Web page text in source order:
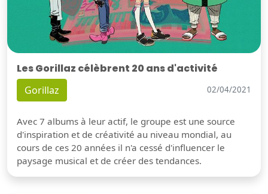
Les Gorillaz célèbrent 20 ans d'activité
Gorillaz 02/04/2021
Avec 7 albums à leur actif, le groupe est une source
d'inspiration et de créativité au niveau mondial, au
cours de ces 20 années il n'a cessé d'influencer le
paysage musical et de créer des tendances.